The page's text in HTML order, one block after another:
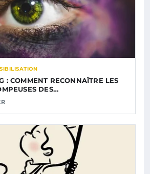
: COMMENT RECONNAÎTRE LES
DES…